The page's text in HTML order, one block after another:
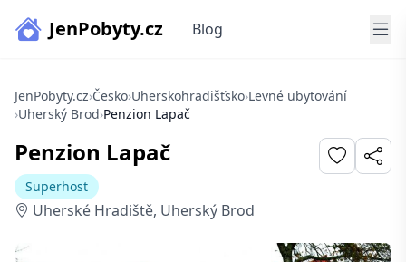
JenPobyty.cz Blog
JenPobyty.cz›Česko›Uherskohradišťsko›Levné ubytování
›Uherský Brod›Penzion Lapač
Penzion Lapač
Superhost
Uherské Hradiště, Uherský Brod